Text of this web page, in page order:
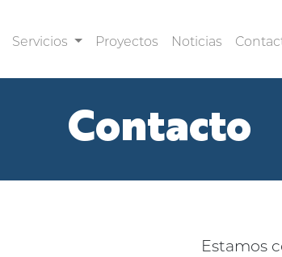
Servicios Proyectos Noticias
Contacto
Estamos